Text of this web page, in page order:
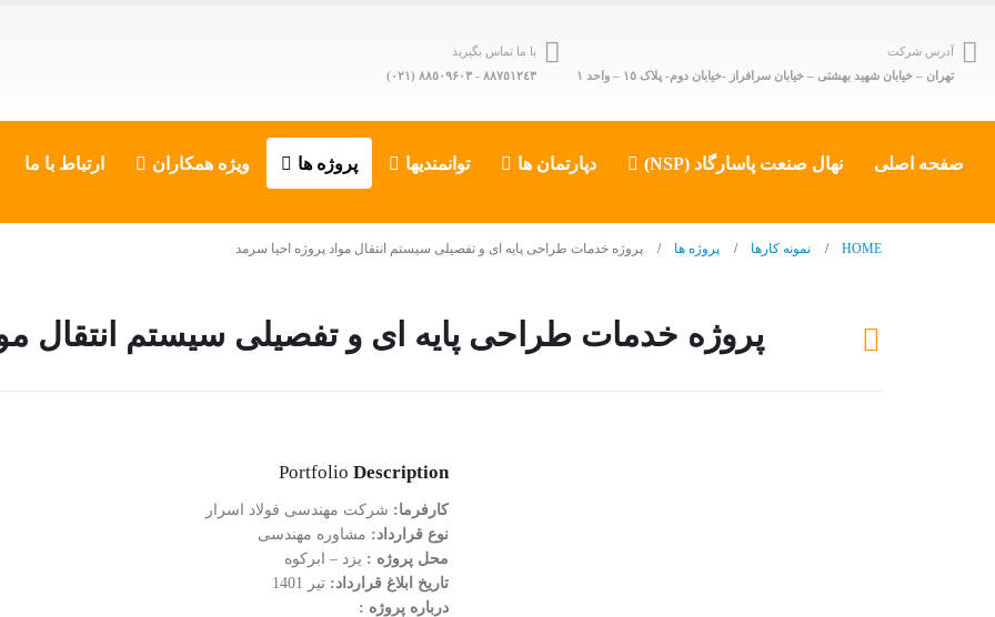
آدرس شرکت
تهران – خیابان شهید بهشتی – خیابان سرافراز -خیابان دوم- پلاک ١٥ – واحد ١
با ما تماس بگیرید
٨٨٧٥١٢٤٣ - ٨٨٥٠٩۶٠٣ (٠٢١)
صفحه اصلی نهال صنعت پاسارگاد (NSP) دپارتمان ها توانمندیها پروژه ها ویژه همکاران ارتباط با ما
HOME نمونه کارها پروژه ها پروژه خدمات طراحی پایه ای و تفصیلی سیستم انتقال مواد پروژه احیا سرمد
پروژه خدمات طراحی پایه ای و تفصیلی سیستم انتقال
Portfolio Description
کارفرما: شرکت مهندسی فولاد اسرار
نوع قرارداد: مشاوره مهندسی
محل پروژه : یزد – ابرکوه
تاریخ ابلاغ قرارداد: تیر 1401
درباره پروژه :